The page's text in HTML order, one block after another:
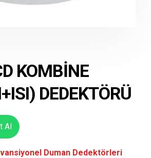
KOMBİNE
DEDEKTÖRÜ
Al
Duman Dedektörleri